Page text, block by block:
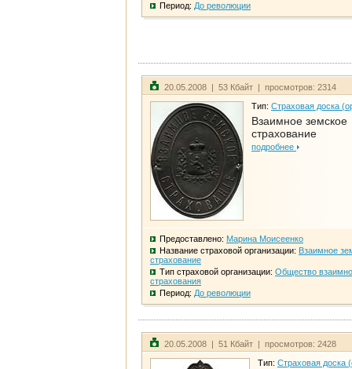
Период: До революции
20.05.2008 | 53 Кбайт | просмотров: 2314
Тип: Страховая доска
Взаимное земское
страхование
подробнее
Предоставлено: Марина Моисеенко
Название страховой организации: Взаимное
страхование
Тип страховой организации: Общество
страхования
Период: До революции
20.05.2008 | 51 Кбайт | просмотров: 2428
Тип: Страховая доска